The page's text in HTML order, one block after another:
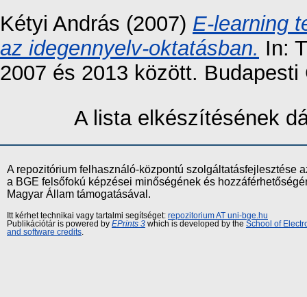
Kétyi András (2007) E-learning
az idegennyelv-oktatásban. In:
2007 és 2013 között.
A lista elkészítésének
A repozitórium felhasználó-központú szolgáltatásfejlesztése
a BGE felsőfokú képzései minőségének és
Magyar Állam támogatásával.
Itt kérhet technikai vagy tartalmi segítséget: repozitorium AT uni-bge.hu
Publikációtár is powered by EPrints 3 which is developed by the School of
and software credits